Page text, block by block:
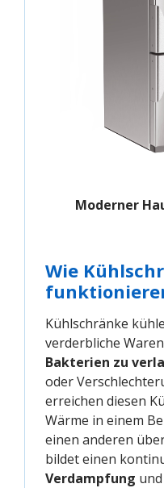
Moderner
Wie
Kühlschränke
verderbliche
Bakterien zu
oder
erreichen diesen
Wärme in einem
einen anderen
bildet einen
Verdampfung und